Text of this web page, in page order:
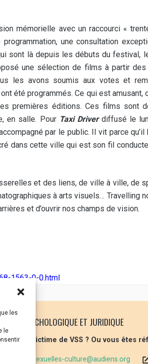
les
le
mémorielle avec un raccourci «
une consultation
sont là depuis les débuts du festival,
une sélection de films à partir
les avons soumis aux votes et
été programmés. Ce qui est amusant,
premières éditions. Ces films sont
en salle. Pour Taxi Driverdiffusé le
par le public. Il vit parce qu’il
dans cette ville qui est son fil
et des liens, de ville à ville, de
à arts visuels… Travelling
et d’ouvrir nos champs de vision.
1563-0-0.html
PSYCHOLOGIQUE ET JURIDIQUE
êtes victime de VSS ? Ou vous êtes
violences-sexuelles-culture@audiens.org